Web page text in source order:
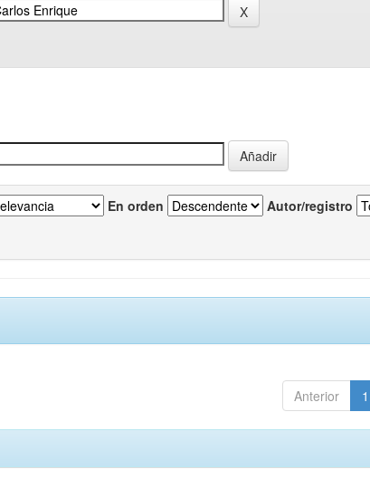
En orden Autor/registro
Anterior 1